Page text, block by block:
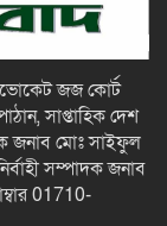
Jeu TTJL
Mise Sur
_ France
Conditions
– Europese
জজ কোর্ট
সাপ্তাহিক দেশ
জনাব মোঃ সাইফুল
সম্পাদক জনাব
01710-